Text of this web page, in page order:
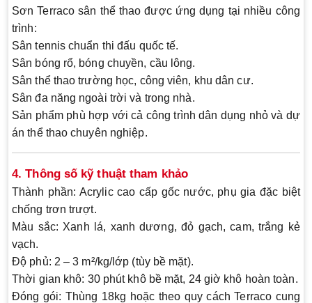
Sơn Terraco sân thể thao được ứng dụng tại nhiều công
trình:
Sân tennis chuẩn thi đấu quốc tế.
Sân bóng rổ, bóng chuyền, cầu lông.
Sân thể thao trường học, công viên, khu dân cư.
Sân đa năng ngoài trời và trong nhà.
Sản phẩm phù hợp với cả công trình dân dụng nhỏ và dự
án thể thao chuyên nghiệp.
4. Thông số kỹ thuật tham khảo
Thành phần: Acrylic cao cấp gốc nước, phụ gia đặc biệt
chống trơn trượt.
Màu sắc: Xanh lá, xanh dương, đỏ gạch, cam, trắng kẻ
vạch.
Độ phủ: 2 – 3 m²/kg/lớp (tùy bề mặt).
Thời gian khô: 30 phút khô bề mặt, 24 giờ khô hoàn toàn.
Đóng gói: Thùng 18kg hoặc theo quy cách Terraco cung